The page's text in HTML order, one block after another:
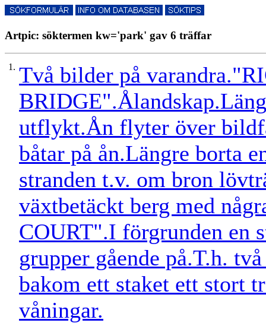
Artpic: söktermen kw='park' gav 6 träffar
1. Två bilder på
utflykt.Ån flyter över
båtar på ån.Längre borta
stranden t.v. om bron
växtbetäckt berg med
COURT".I förgrunden en
grupper gående på.T.h.
bakom ett staket ett stort
våningar.